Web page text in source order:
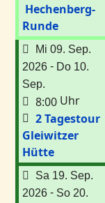
Hechenberg-
Runde
Mi 09. Sep.
2026 - Do 10.
Sep.
8:00 Uhr
2 Tagestour
Gleiwitzer
Hütte
Sa 19. Sep.
2026 - So 20.